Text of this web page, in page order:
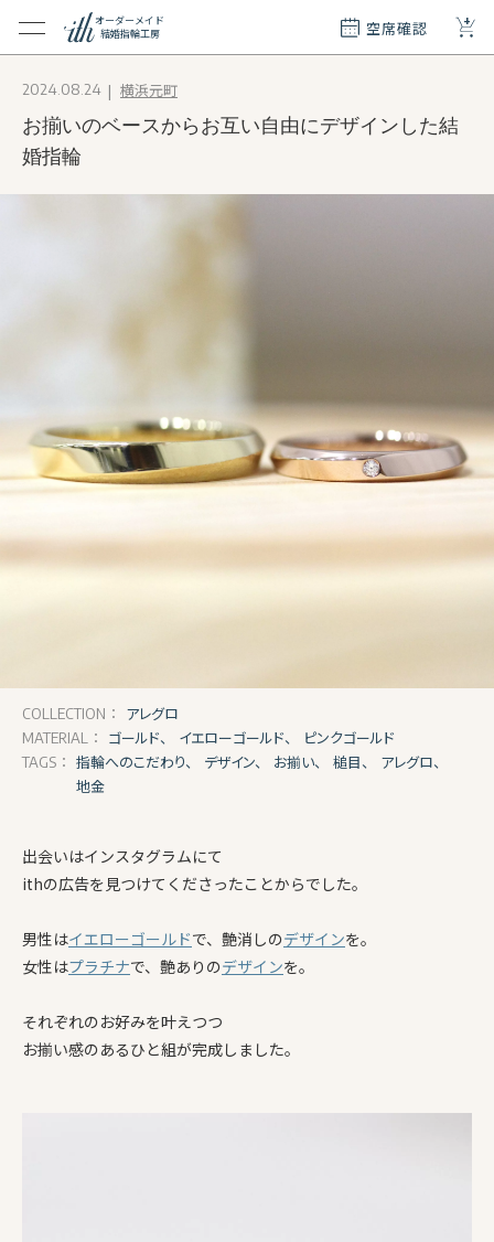
オーダーメイド
結婚指輪工房
空席確認 +
メイド
リー
2024.08.24 横浜元町
お揃いのベースからお互い自由にデザインした結
婚指輪
COLLECTION： アレグロ
MATERIAL： ゴールド、 イエローゴールド、 ピンクゴールド
TAGS： 指輪へのこだわり、 デザイン、 お揃い、 槌目、
アレグロ、
地金
出会いはインスタグラムにて
ithの広告を見つけてくださったことからでした。
男性はイエローゴールドで、艶消しのデザインを。
女性はプラチナで、艶ありのデザインを。
それぞれのお好みを叶えつつ
お揃い感のあるひと組が完成しました。